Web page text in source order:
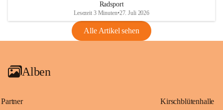
VBl. EU Nr. 18_2026
Radsport
Lesezeit 3 Minuten•27. Juli 2026
Alle Artikel sehen
Alben
Partner Kirschblütenhalle